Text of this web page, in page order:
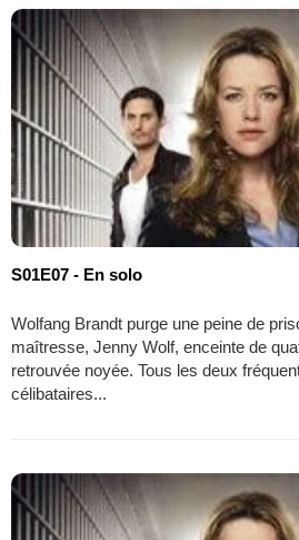
S01E07 - En solo
Wolfang Brandt purge une peine de
maîtresse, Jenny Wolf, enceinte de
retrouvée noyée. Tous les deux
célibataires...